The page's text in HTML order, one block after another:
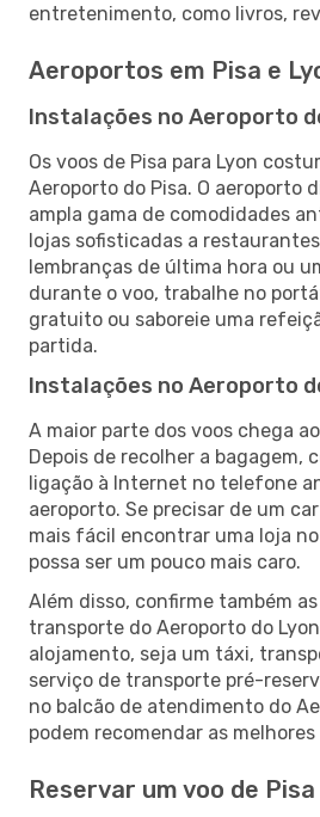
entretenimento, como livros,
Aeroportos em Pisa e
Instalações no Aeroporto
Os voos de Pisa para Lyon
Aeroporto do Pisa. O aeroporto
ampla gama de comodidades
lojas sofisticadas a
lembranças de última hora ou
durante o voo, trabalhe no
gratuito ou saboreie uma
partida.
Instalações no Aeroporto
A maior parte dos voos chega
Depois de recolher a bagagem,
ligação à Internet no telefone
aeroporto. Se precisar de um
mais fácil encontrar uma loja
possa ser um pouco mais caro.
Além disso, confirme também
transporte do Aeroporto do
alojamento, seja um táxi,
serviço de transporte pré-
no balcão de atendimento do
podem recomendar as melhores
Reservar um voo de